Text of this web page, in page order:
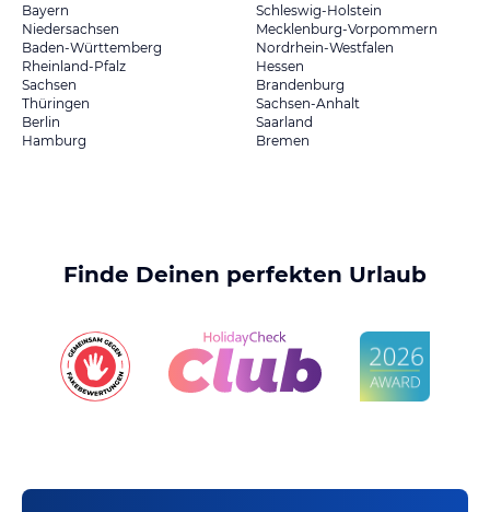
Bayern
Schleswig-Holstein
Niedersachsen
Mecklenburg-Vorpommern
Baden-Württemberg
Nordrhein-Westfalen
Rheinland-Pfalz
Hessen
Sachsen
Brandenburg
Thüringen
Sachsen-Anhalt
Berlin
Saarland
Hamburg
Bremen
Finde Deinen perfekten Urlaub